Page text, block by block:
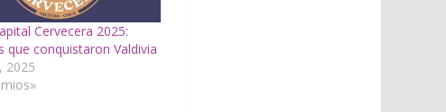
Cervecera 2025:
que conquistaron Valdivia
2025